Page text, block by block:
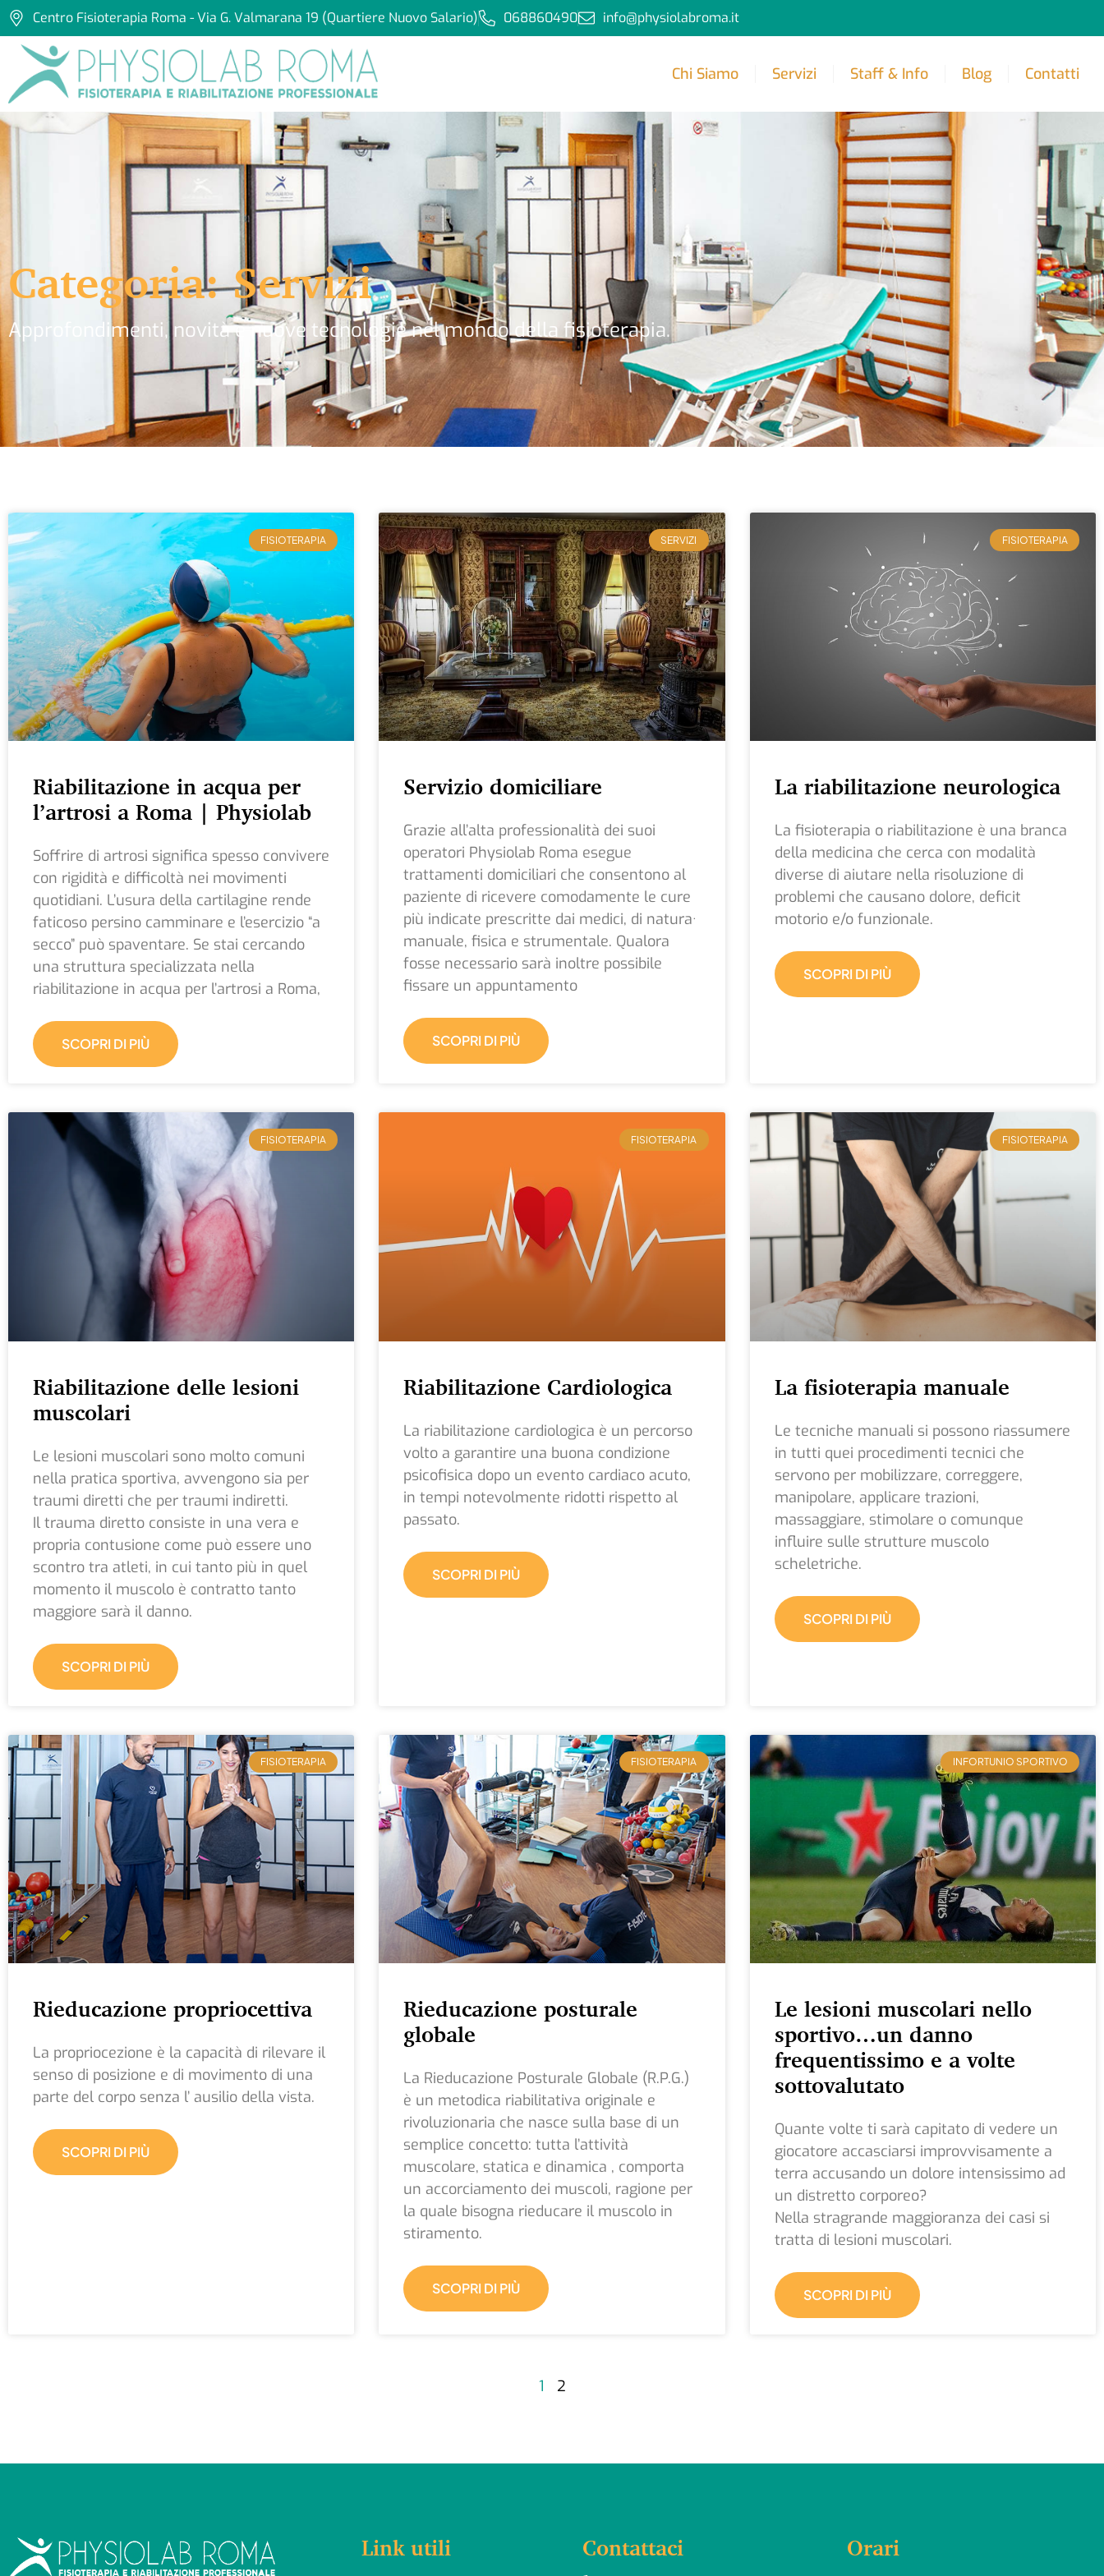
Centro Fisioterapia Roma - Via G. Valmarana 19 (Quartiere Nuovo Salario) 068860490 info@physiolabroma.it
Chi Siamo Servizi Staff & Info Blog Contatti
Categoria: Servizi
Approfondimenti, novità e nuove tecnologie nel mondo della fisioterapia.
FISIOTERAPIA
Riabilitazione in acqua per
l’artrosi a Roma | Physiolab
Soffrire di artrosi significa spesso convivere
con rigidità e difficoltà nei movimenti
quotidiani. L’usura della cartilagine rende
faticoso persino camminare e l’esercizio “a
secco” può spaventare. Se stai cercando
una struttura specializzata nella
riabilitazione in acqua per l’artrosi a Roma,
SCOPRI DI PIÙ
SERVIZI
Servizio domiciliare
Grazie all’alta professionalità dei suoi
operatori Physiolab Roma esegue
trattamenti domiciliari che consentono al
paziente di ricevere comodamente le cure
più indicate prescritte dai medici, di natura·
manuale, fisica e strumentale. Qualora
fosse necessario sarà inoltre possibile
fissare un appuntamento
SCOPRI DI PIÙ
FISIOTERAPIA
La riabilitazione neurologica
La fisioterapia o riabilitazione è una branca
della medicina che cerca con modalità
diverse di aiutare nella risoluzione di
problemi che causano dolore, deficit
motorio e/o funzionale.
SCOPRI DI PIÙ
FISIOTERAPIA
Riabilitazione delle lesioni
muscolari
Le lesioni muscolari sono molto comuni
nella pratica sportiva, avvengono sia per
traumi diretti che per traumi indiretti.
Il trauma diretto consiste in una vera e
propria contusione come può essere uno
scontro tra atleti, in cui tanto più in quel
momento il muscolo è contratto tanto
maggiore sarà il danno.
SCOPRI DI PIÙ
FISIOTERAPIA
Riabilitazione Cardiologica
La riabilitazione cardiologica è un percorso
volto a garantire una buona condizione
psicofisica dopo un evento cardiaco acuto,
in tempi notevolmente ridotti rispetto al
passato.
SCOPRI DI PIÙ
FISIOTERAPIA
La fisioterapia manuale
Le tecniche manuali si possono riassumere
in tutti quei procedimenti tecnici che
servono per mobilizzare, correggere,
manipolare, applicare trazioni,
massaggiare, stimolare o comunque
influire sulle strutture muscolo
scheletriche.
SCOPRI DI PIÙ
FISIOTERAPIA
Rieducazione propriocettiva
La propriocezione è la capacità di rilevare il
senso di posizione e di movimento di una
parte del corpo senza l’ ausilio della vista.
SCOPRI DI PIÙ
FISIOTERAPIA
Rieducazione posturale
globale
La Rieducazione Posturale Globale (R.P.G.)
è un metodica riabilitativa originale e
rivoluzionaria che nasce sulla base di un
semplice concetto: tutta l’attività
muscolare, statica e dinamica , comporta
un accorciamento dei muscoli, ragione per
la quale bisogna rieducare il muscolo in
stiramento.
SCOPRI DI PIÙ
INFORTUNIO SPORTIVO
Le lesioni muscolari nello
sportivo…un danno
frequentissimo e a volte
sottovalutato
Quante volte ti sarà capitato di vedere un
giocatore accasciarsi improvvisamente a
terra accusando un dolore intensissimo ad
un distretto corporeo?
Nella stragrande maggioranza dei casi si
tratta di lesioni muscolari.
SCOPRI DI PIÙ
1 2
Link utili Contattaci Orari